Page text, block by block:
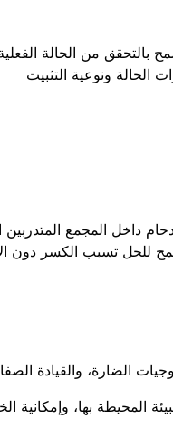
بالتحقق من الحالة
ونوعية التثبيت
داخل المجمع
للحل تسبب الكسر دون
الضارة، والقيادة
المحيطة بها،